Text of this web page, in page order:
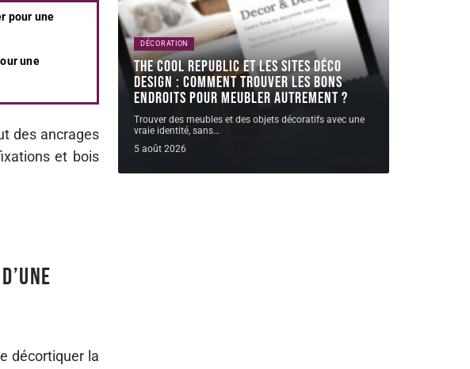
pour une
une
des ancrages
et bois
décortiquer la
DÉCORATION
The Cool Republic et les sites déco
design : comment trouver les bons
endroits pour meubler autrement ?
Trouver des meubles et des objets décoratifs avec une
vraie identité, sans…
5 août 2026